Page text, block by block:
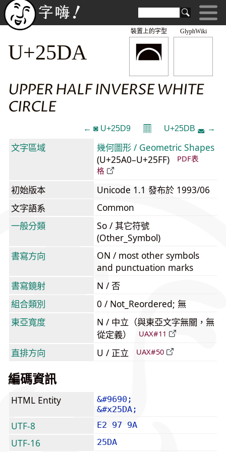
GlyphWiki
◚
裝置上的字型
U+25DA
UPPER HALF INVERSE WHITE
CIRCLE
← ◙ U+25D9 𝄜 U+25DB ◛ →
文字區域
幾何圖形 / Geometric Shapes
(U+25A0–U+25FF)
PDF表
格
初始版本
Unicode 1.1 發布於 1993/06
文字語系
Common
一般分類
So / 其它符號
(Other_Symbol)
書寫方向
ON / most other symbols
and punctuation marks
書寫鏡射
N / 否
組合類別
0 / Not_Reordered; 無
東亞寬度
N / 中立（與東亞文字無關，無
從定義）
UAX#11
直排方向 U / 正立 UAX#50
編碼資訊
HTML Entity
&#9690;
&#x25DA;
UTF-8 E2 97 9A
UTF-16 25DA